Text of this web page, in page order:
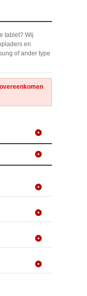
tablet? Wij
en
of ander type